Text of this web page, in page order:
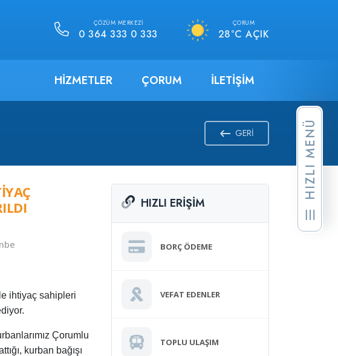
ÇÖZÜM MERKEZI
0 364 333 0 333
ÇORUM
28°C AÇIK
HIZMETLER ÇORUM İLETIŞIM
GERI
ihtiyaç sahipleri
Çorumlu
kurban bağışı
HIZLI ERIŞIM
BORÇ ÖDEME
VEFAT EDENLER
TOPLU ULAŞIM
HIZLI MENÜ